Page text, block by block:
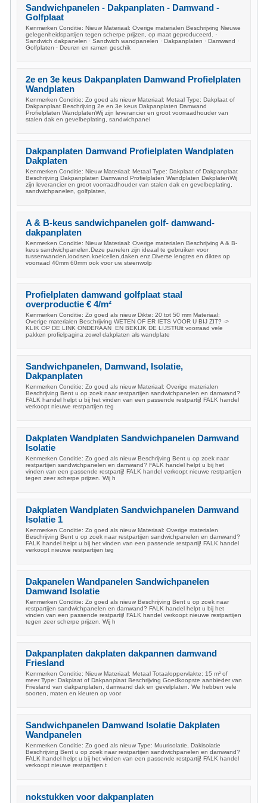
Sandwichpanelen - Dakpanplaten - Damwand -
Golfplaat
Kenmerken Conditie: Nieuw Materiaal: Overige materialen Beschrijving Nieuwe
gelegenheidspartijen tegen scherpe prijzen, op maat geproduceerd. ·
Sandwich dakpanelen · Sandwich wandpanelen · Dakpanplaten · Damwand ·
Golfplaten · Deuren en ramen geschik
2e en 3e keus Dakpanplaten Damwand Profielplaten
Wandplaten
Kenmerken Conditie: Zo goed als nieuw Materiaal: Metaal Type: Dakplaat of
Dakpanplaat Beschrijving 2e en 3e keus Dakpanplaten Damwand
Profielplaten WandplatenWij zijn leverancier en groot voorraadhouder van
stalen dak en gevelbeplating, sandwichpanel
Dakpanplaten Damwand Profielplaten Wandplaten
Dakplaten
Kenmerken Conditie: Nieuw Materiaal: Metaal Type: Dakplaat of Dakpanplaat
Beschrijving Dakpanplaten Damwand Profielplaten Wandplaten DakplatenWij
zijn leverancier en groot voorraadhouder van stalen dak en gevelbeplating,
sandwichpanelen, golfplaten,
A & B-keus sandwichpanelen golf- damwand-
dakpanplaten
Kenmerken Conditie: Nieuw Materiaal: Overige materialen Beschrijving A & B-
keus sandwichpanelen.Deze panelen zijn ideaal te gebruiken voor
tussenwanden,loodsen.koelcellen,daken enz.Diverse lengtes en diktes op
voorraad 40mm 60mm ook voor uw steenwolp
Profielplaten damwand golfplaat staal
overproductie € 4/m²
Kenmerken Conditie: Zo goed als nieuw Dikte: 20 tot 50 mm Materiaal:
Overige materialen Beschrijving WETEN OF ER IETS VOOR U BIJ ZIT? ->
KLIK OP DE LINK ONDERAAN EN BEKIJK DE LIJST!Uit voorraad vele
pakken profielpagina zowel dakplaten als wandplate
Sandwichpanelen, Damwand, Isolatie,
Dakpanplaten
Kenmerken Conditie: Zo goed als nieuw Materiaal: Overige materialen
Beschrijving Bent u op zoek naar restpartijen sandwichpanelen en damwand?
FALK handel helpt u bij het vinden van een passende restpartij! FALK handel
verkoopt nieuwe restpartijen teg
Dakplaten Wandplaten Sandwichpanelen Damwand
Isolatie
Kenmerken Conditie: Zo goed als nieuw Beschrijving Bent u op zoek naar
restpartijen sandwichpanelen en damwand? FALK handel helpt u bij het
vinden van een passende restpartij! FALK handel verkoopt nieuwe restpartijen
tegen zeer scherpe prijzen. Wij h
Dakplaten Wandplaten Sandwichpanelen Damwand
Isolatie 1
Kenmerken Conditie: Zo goed als nieuw Materiaal: Overige materialen
Beschrijving Bent u op zoek naar restpartijen sandwichpanelen en damwand?
FALK handel helpt u bij het vinden van een passende restpartij! FALK handel
verkoopt nieuwe restpartijen teg
Dakpanelen Wandpanelen Sandwichpanelen
Damwand Isolatie
Kenmerken Conditie: Zo goed als nieuw Beschrijving Bent u op zoek naar
restpartijen sandwichpanelen en damwand? FALK handel helpt u bij het
vinden van een passende restpartij! FALK handel verkoopt nieuwe restpartijen
tegen zeer scherpe prijzen. Wij h
Dakpanplaten dakplaten dakpannen damwand
Friesland
Kenmerken Conditie: Nieuw Materiaal: Metaal Totaaloppervlakte: 15 m² of
meer Type: Dakplaat of Dakpanplaat Beschrijving Goedkoopste aanbieder van
Friesland van dakpanplaten, damwand dak en gevelplaten. We hebben vele
soorten, maten en kleuren op voor
Sandwichpanelen Damwand Isolatie Dakplaten
Wandpanelen
Kenmerken Conditie: Zo goed als nieuw Type: Muurisolatie, Dakisolatie
Beschrijving Bent u op zoek naar restpartijen sandwichpanelen en damwand?
FALK handel helpt u bij het vinden van een passende restpartij! FALK handel
verkoopt nieuwe restpartijen t
nokstukken voor dakpanplaten